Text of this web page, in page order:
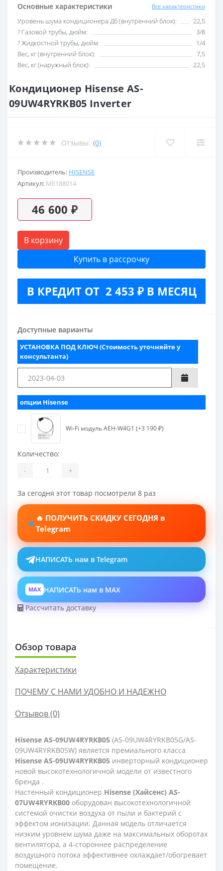
Основные характеристики Все характеристики
Уровень шума кондиционера Дб (внутренний блок):
22,5
? Газовой трубы, дюйм:
3/8
? Жидкостной трубы, дюйм:
1/4
Вес, кг (внутренний блок):
7,5
Вес, кг (наружный блок):
22,5
Кондиционер Hisense AS-
09UW4RYRKB05 Inverter
Отзывы: (0)
Производитель: HISENSE
Артикул: ME188014
46 600 ₽
В корзину
Купить в рассрочку
В КРЕДИТ ОТ 2 453 ₽ В МЕСЯЦ
Доступные варианты
УСТАНОВКА ПОД КЛЮЧ (Стоимость уточняйте у
консультанта)
опции Hisense
Wi-Fi модуль AEH-W4G1 (+3 190 ₽)
Количество:
- +
За сегодня этот товар посмотрели 8 раз
🔥 ПОЛУЧИТЬ СКИДКУ СЕГОДНЯ в
Telegram
НАПИСАТЬ нам в Telegram
MAX НАПИСАТЬ нам в MAX
Рассчитать доставку
Обзор товара
Характеристики
ПОЧЕМУ С НАМИ УДОБНО И НАДЕЖНО
Отзывов (0)
Hisense AS-09UW4RYRKB05 (AS-09UW4RYRKB05G/AS-
09UW4RYRKB05W) является премиального класса
Hisense AS-09UW4RYRKB05 инверторный кондиционер
новой высокотехнологичной модели от известного
бренда .
Настенный кондиционер Hisense (Хайсенс) AS-
07UW4RYRKB00 оборудован высокотехнологичной
системой очистки воздуха от пыли и бактерий с
эффектом ионизации. Данная модель отличается
низким уровнем шума даже на максимальных оборотах
вентилятора, а 4-стороннее распределение
воздушного потока эффективнее охлаждает/обогревает
помещение.